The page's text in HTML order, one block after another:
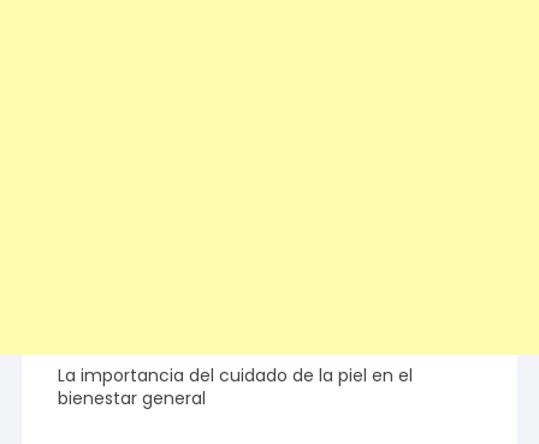
La importancia del cuidado de la piel en el
bienestar general